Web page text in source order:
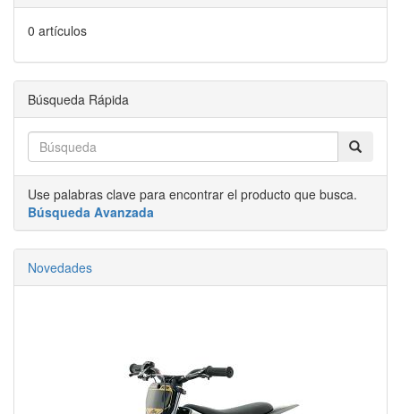
0 artículos
Búsqueda Rápida
Use palabras clave para encontrar el producto que busca.
Búsqueda Avanzada
Novedades